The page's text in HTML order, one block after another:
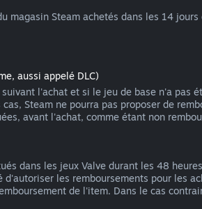
magasin Steam achetés dans les 14
aussi appelé DLC)
l'achat et si le jeu de base n'a pas
Steam ne pourra pas proposer de
avant l'achat, comme étant non
dans les jeux Valve durant les 48
les remboursements pour les
de l'item. Dans le cas